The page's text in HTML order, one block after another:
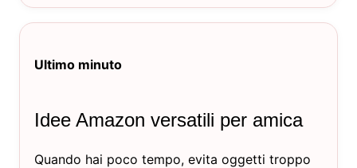
Ultimo minuto
Idee Amazon versatili per amica
Quando hai poco tempo, evita oggetti troppo